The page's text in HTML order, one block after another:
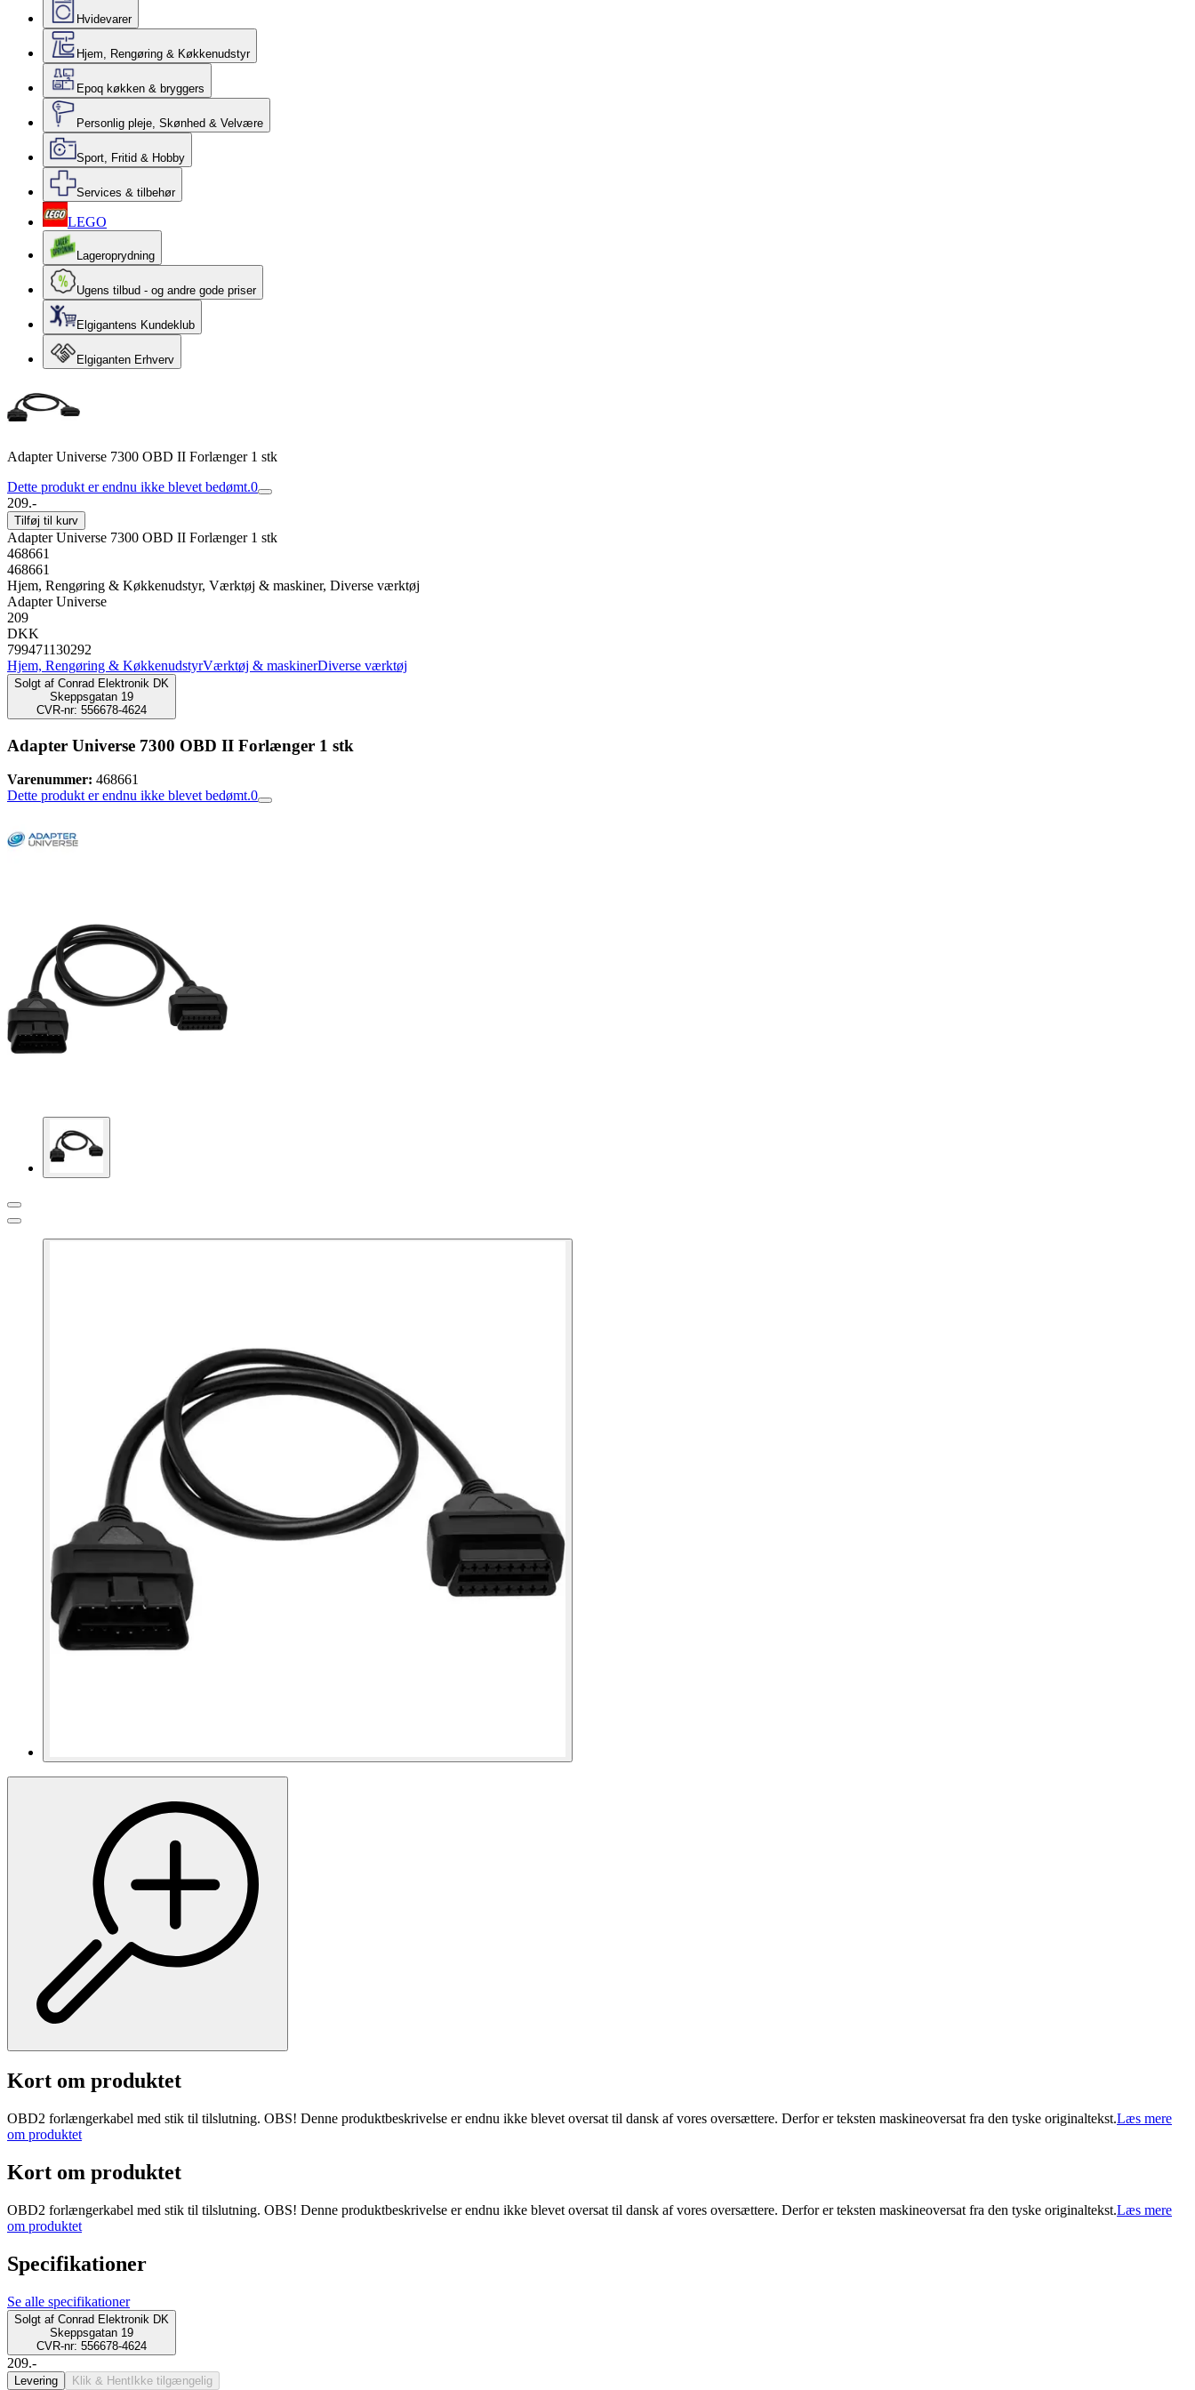
Hvidevarer
Hjem, Rengøring & Køkkenudstyr
Epoq køkken & bryggers
Personlig pleje, Skønhed & Velvære
Sport, Fritid & Hobby
Services & tilbehør
LEGO
Lageroprydning
Ugens tilbud - og andre gode priser
Elgigantens Kundeklub
Elgiganten Erhverv
Adapter Universe 7300 OBD II Forlænger 1 stk
Dette produkt er endnu ikke blevet bedømt.0
209.-
Tilføj til kurv
Adapter Universe 7300 OBD II Forlænger 1 stk
468661
468661
Hjem, Rengøring & Køkkenudstyr, Værktøj & maskiner, Diverse værktøj
Adapter Universe
209
DKK
799471130292
Hjem, Rengøring & KøkkenudstyrVærktøj & maskinerDiverse værktøj
Solgt af Conrad Elektronik DK
Skeppsgatan 19
CVR-nr: 556678-4624
Adapter Universe 7300 OBD II Forlænger 1 stk
Varenummer: 468661
Dette produkt er endnu ikke blevet bedømt.0
Kort om produktet
OBD2 forlængerkabel med stik til tilslutning. OBS! Denne produktbeskrivelse er endnu ikke blevet oversat til dansk af vores oversættere. Derfor er teksten maskineoversat fra den tyske originaltekst.Læs mere
om produktet
Kort om produktet
OBD2 forlængerkabel med stik til tilslutning. OBS! Denne produktbeskrivelse er endnu ikke blevet oversat til dansk af vores oversættere. Derfor er teksten maskineoversat fra den tyske originaltekst.Læs mere
om produktet
Specifikationer
Se alle specifikationer
Solgt af Conrad Elektronik DK
Skeppsgatan 19
CVR-nr: 556678-4624
209.-
Levering Klik & Hent Ikke tilgængelig